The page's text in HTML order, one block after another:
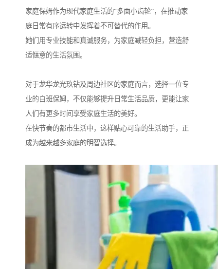
家庭保姆作为现代家庭生活的“多面小齿轮”，在推动家
庭日常有序运转中发挥着不可替代的作用。
她们用专业技能和真诚服务，为家庭减轻负担，营造舒
适惬意的生活氛围。
对于龙华龙光玖钻及周边社区的家庭而言，选择一位专
业的白班保姆，不仅能够提升日常生活品质，更能让家
人们有更多时间享受家庭生活的美好。
在快节奏的都市生活中，这样贴心可靠的生活助手，正
成为越来越多家庭的明智选择。